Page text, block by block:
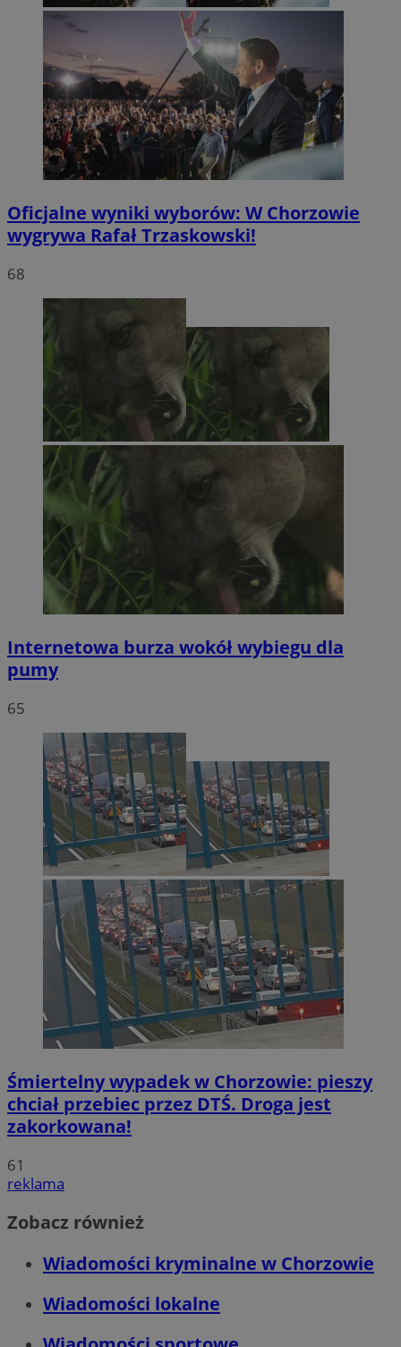
Oficjalne wyniki wyborów: W Chorzowie
wygrywa Rafał Trzaskowski!
68
Internetowa burza wokół wybiegu dla
pumy
65
Śmiertelny wypadek w Chorzowie: pieszy
chciał przebiec przez DTŚ. Droga jest
zakorkowana!
61
reklama
Zobacz również
Wiadomości kryminalne w Chorzowie
Wiadomości lokalne